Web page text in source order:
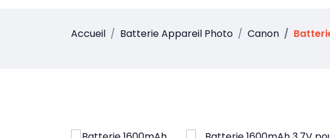
Accueil Batterie Appareil Photo Canon